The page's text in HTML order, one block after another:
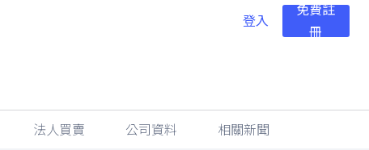
登入
免費註
冊
法人買賣 公司資料 相關新聞